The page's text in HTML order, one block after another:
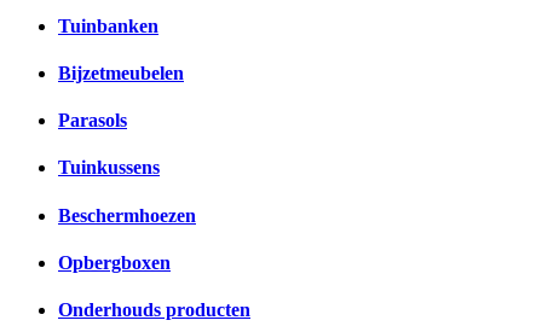
Tuinbanken
Bijzetmeubelen
Parasols
Tuinkussens
Beschermhoezen
Opbergboxen
Onderhouds producten